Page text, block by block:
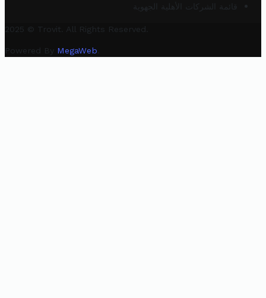
قائمة الشركات الأهلية الجهوية
2025 © Trovit. All Rights Reserved.
Powered By MegaWeb